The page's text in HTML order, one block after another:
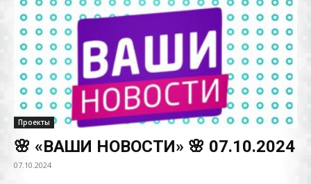
Проекты
🌸 «ВАШИ НОВОСТИ» 🌸 07.10.2024
07.10.2024